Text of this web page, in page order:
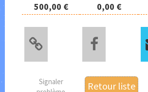
500,00 € 0,00 €
Signaler
Retour liste